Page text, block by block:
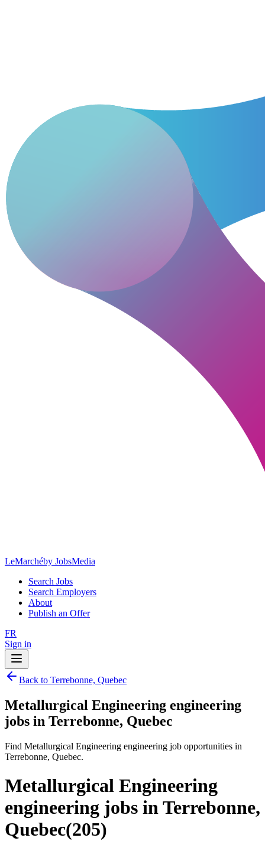
LeMarchéby JobsMedia
Search Jobs
Search Employers
About
Publish an Offer
FR
Sign in
Back to Terrebonne, Quebec
Metallurgical Engineering engineering
jobs in Terrebonne, Quebec
Find Metallurgical Engineering engineering job opportunities in
Terrebonne, Quebec.
Metallurgical Engineering
engineering jobs in Terrebonne,
Quebec(205)